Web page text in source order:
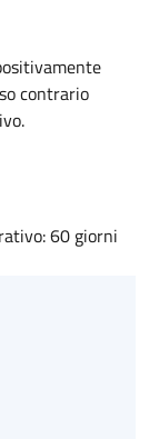
contrario
60 giorni